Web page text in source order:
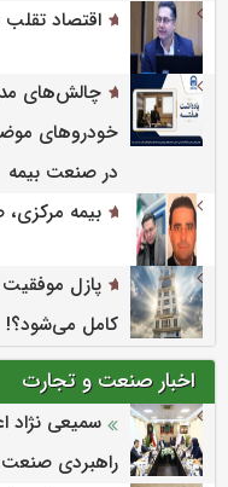
اقتصاد تقلب
چالش‌های
خودروهای
در صنعت بیمه
بیمه
کامل می‌شود؟!
اخبار صنعت و تجارت
راهبردی